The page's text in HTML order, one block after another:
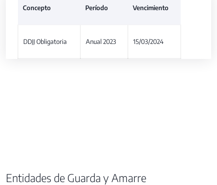
Concepto Período Vencimiento
DDJJ Obligatoria Anual 2023 15/03/2024
Entidades de Guarda y Amarre